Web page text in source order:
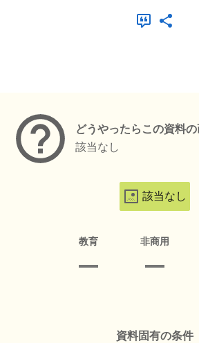
どうやったらこの資料
該当なし
該当なし
教育 非商用
資料固有の条件